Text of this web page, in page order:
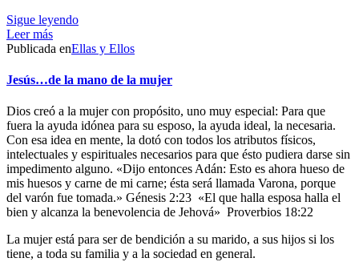
Sigue leyendo
Leer más
Publicada enEllas y Ellos
Jesús…de la mano de la mujer
Dios creó a la mujer con propósito, uno muy especial: Para que
fuera la ayuda idónea para su esposo, la ayuda ideal, la necesaria.
Con esa idea en mente, la dotó con todos los atributos físicos,
intelectuales y espirituales necesarios para que ésto pudiera darse sin
impedimento alguno. «Dijo entonces Adán: Esto es ahora hueso de
mis huesos y carne de mi carne; ésta será llamada Varona, porque
del varón fue tomada.» Génesis 2:23 «El que halla esposa halla el
bien y alcanza la benevolencia de Jehová» Proverbios 18:22
La mujer está para ser de bendición a su marido, a sus hijos si los
tiene, a toda su familia y a la sociedad en general.